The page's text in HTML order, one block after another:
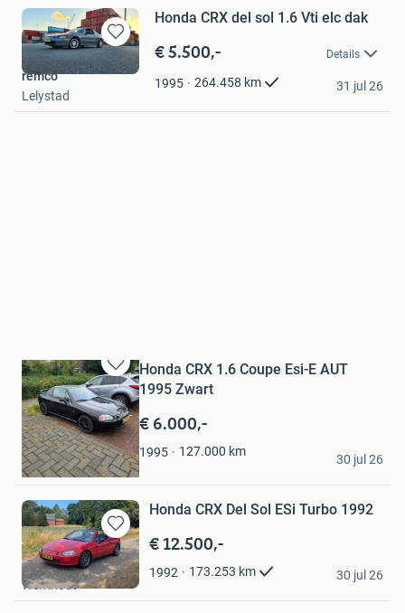
Bewaren
in
Honda CRX del sol 1.6 Vti elc dak
€ 5.500,- Details
1995 264.458 km
remco
Lelystad
31 jul 26
Bewaren
in
Mijn
Favorieten
Honda CRX 1.6 Coupe Esi-E AUT
1995 Zwart
€ 6.000,-
1995 127.000 km
Ramon
Haarlem
30 jul 26
Bewaren
in
Mijn
Favorieten
Honda CRX Del Sol ESi Turbo 1992
€ 12.500,-
1992 173.253 km
Mark
Wernhout
30 jul 26